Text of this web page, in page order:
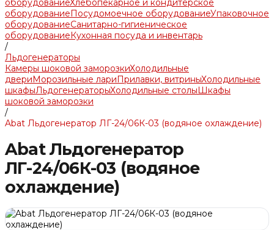
оборудованиеХлебопекарное и кондитерское
оборудованиеПосудомоечное оборудованиеУпаковочное
оборудованиеСанитарно-гигиеническое
оборудованиеКухонная посуда и инвентарь
/
Льдогенераторы
Камеры шоковой заморозкиХолодильные
двериМорозильные лариПрилавки, витриныХолодильные
шкафыЛьдогенераторыХолодильные столыШкафы
шоковой заморозки
/
Abat Льдогенератор ЛГ-24/06К-03 (водяное охлаждение)
Abat Льдогенератор
ЛГ-24/06К-03 (водяное
охлаждение)